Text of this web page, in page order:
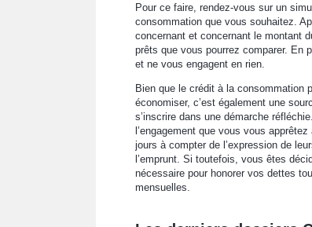
Pour ce faire, rendez-vous sur un
consommation que vous souhaitez.
concernant et concernant le montant
prêts que vous pourrez comparer. En
et ne vous engagent en rien.
Bien que le crédit à la consommation
économiser, c’est également une
s’inscrire dans une démarche
l’engagement que vous vous
jours à compter de l’expression de
l’emprunt. Si toutefois, vous êtes
nécessaire pour honorer vos dettes
mensuelles.